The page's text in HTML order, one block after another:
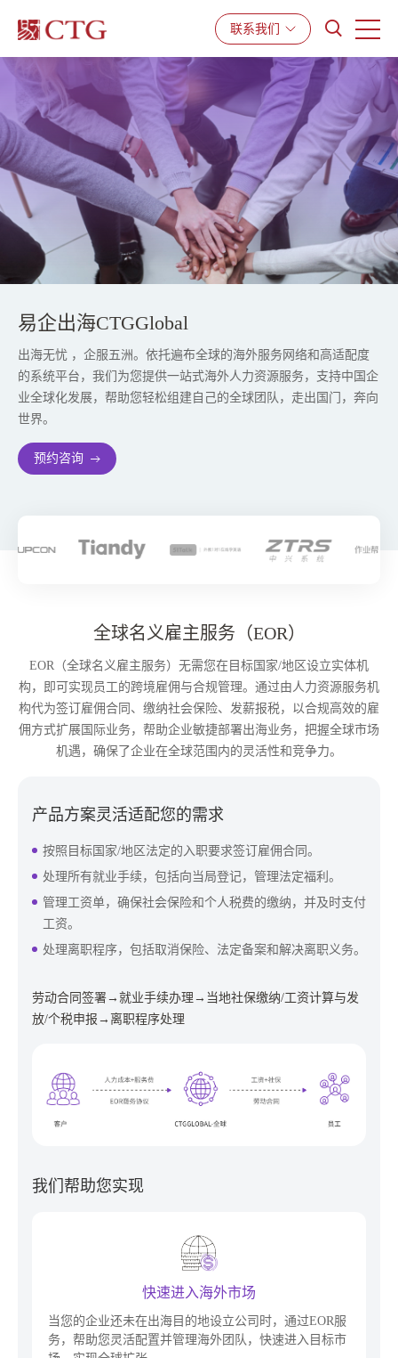
解决方案 资源中心
联系我们
易企出海CTGGlobal
出海无忧 ，企服五洲。依托遍布全球的海外服务网络和高适配度
的系统平台，我们为您提供一站式海外人力资源服务，支持中国企
业全球化发展，帮助您轻松组建自己的全球团队，走出国门，奔向
世界。
预约咨询
全球名义雇主服务（EOR）
EOR（全球名义雇主服务）无需您在目标国家/地区设立实体机
构，即可实现员工的跨境雇佣与合规管理。通过由人力资源服务机
构代为签订雇佣合同、缴纳社会保险、发薪报税，以合规高效的雇
佣方式扩展国际业务，帮助企业敏捷部署出海业务，把握全球市场
机遇，确保了企业在全球范围内的灵活性和竞争力。
产品方案灵活适配您的需求
按照目标国家/地区法定的入职要求签订雇佣合同。
处理所有就业手续，包括向当局登记，管理法定福利。
管理工资单，确保社会保险和个人税费的缴纳，并及时支付
工资。
处理离职程序，包括取消保险、法定备案和解决离职义务。
劳动合同签署→就业手续办理→当地社保缴纳/工资计算与发
放/个税申报→离职程序处理
我们帮助您实现
快速进入海外市场
当您的企业还未在出海目的地设立公司时，通过EOR服
务，帮助您灵活配置并管理海外团队，快速进入目标市